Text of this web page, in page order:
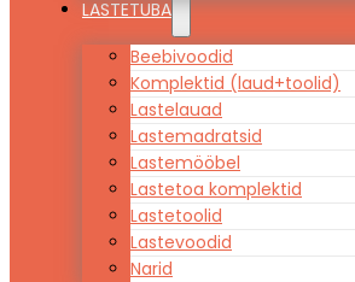
LASTETUBA
Beebivoodid
Komplektid (laud+toolid)
Lastelauad
Lastemadratsid
Lastemööbel
Lastetoa komplektid
Lastetoolid
Lastevoodid
Narid